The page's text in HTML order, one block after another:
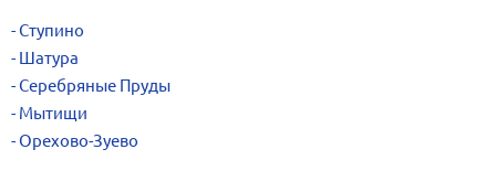
Ступино
Шатура
Серебряные Пруды
Мытищи
Орехово-Зуево